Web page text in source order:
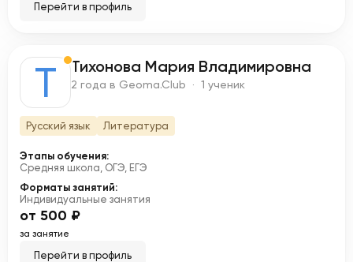
Перейти в профиль
Т Тихонова Мария Владимировна
2 года в Geoma.Club · 1 ученик
Русский язык Литература
Этапы обучения:
Средняя школа, ОГЭ, ЕГЭ
Форматы занятий:
Индивидуальные занятия
от 500 ₽
за занятие
Перейти в профиль